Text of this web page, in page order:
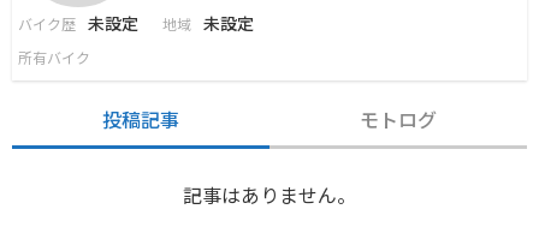
バイク歴 未設定 地域 未設定
所有バイク
投稿記事 モトログ
記事はありません。